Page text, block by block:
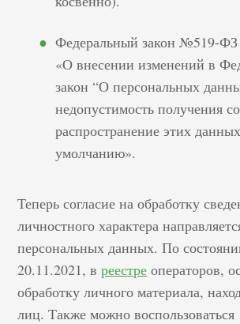
Федеральный закон №519-ФЗ
«О внесении изменений в
закон “О персональных
недопустимость получения
распространение этих
умолчанию».
Теперь согласие на обработку
личностного характера
персональных данных. По
20.11.2021, вреестре операторов,
обработку личного материала,
лиц. Также можно воспользоваться